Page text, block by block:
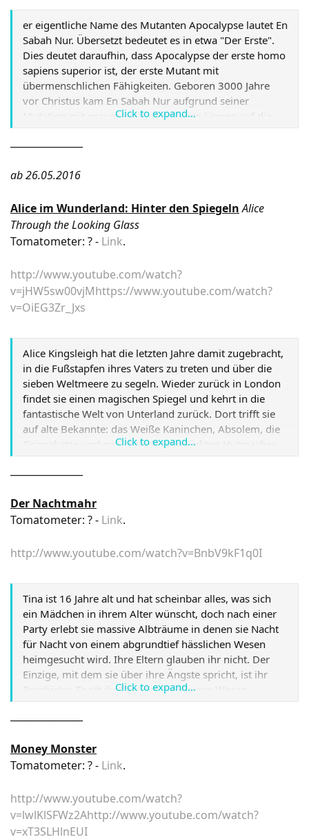
er eigentliche Name des Mutanten Apocalypse lautet En
Sabah Nur. Übersetzt bedeutet es in etwa "Der Erste".
Dies deutet daraufhin, dass Apocalypse der erste homo
sapiens superior ist, der erste Mutant mit
übermenschlichen Fähigkeiten. Geboren 3000 Jahre
vor Christus kam En Sabah Nur aufgrund seiner
Mutation mit grauer Haut und blauen Lippen auf die
Welt. Doch neben seinem veränderten Äußeren verfügt
er über einige mächtige Fähigkeiten. So kann
verändern und Energie absorbieren, verfügt über
noch unsterblich. Seine martialische Ideologie macht
ihn zusätzlich zu einem gefährlichen Gegner. Er verfährt
nach dem Credo "nur der Stärkste darf überleben", eine
schützt. Und so muss Professor Charles Xavier einmal
mehr die X-Men versammeln, um die Welt vor ihrer
größten Bedrohung zu retten.Link
Click to expand...
ab 26.05.2016
Alice im Wunderland: Hinter den Spiegeln Alice
Through the Looking Glass
Tomatometer: ? - Link.
http://www.youtube.com/watch?
v=jHW5sw00vjMhttps://www.youtube.com/watch?
v=OiEG3Zr_Jxs
Alice Kingsleigh hat die letzten Jahre damit zugebracht,
in die Fußstapfen ihres Vaters zu treten und über die
sieben Weltmeere zu segeln. Wieder zurück in London
findet sie einen magischen Spiegel und kehrt in die
fantastische Welt von Unterland zurück. Dort trifft sie
auf alte Bekannte: das Weiße Kaninchen, Absolem, die
Grinsekatze und natürlich den Verrückten Hutmacher,
der aber nicht mehr er selbst ist - er hat sein Mehrsein
verloren. Um ihn zu retten, schickt die Weiße Königin
Metallkugel im Inneren der Großen Uhr, von der alle
Zeit ausgeht. Auf ihrer Reise in die Vergangenheit trifft
Stadien ihres Lebens. Es ist ein gefahrenvoller Wettlauf
bevor sein letztes Stündlein geschlagen hat... im
wahrsten Sinne des Wortes!Link
Click to expand...
Der Nachtmahr
Tomatometer: ? - Link.
http://www.youtube.com/watch?v=BnbV9kF1q0I
Tina ist 16 Jahre alt und hat scheinbar alles, was sich
ein Mädchen in ihrem Alter wünscht, doch nach einer
Party erlebt sie massive Albträume in denen sie Nacht
für Nacht von einem abgrundtief hässlichen Wesen
heimgesucht wird. Ihre Eltern glauben ihr nicht. Der
Einzige, mit dem sie über ihre Ängste spricht, ist ihr
Psychiater. Er rät ihr Kontakt mit diesem Wesen
aufzunehmen. Zunächst weigert sich Tina, doch als sie
mitkriegt, dass sich ihre Eltern ernsthaft überlegen, sie
und geht auf das Wesen zu.
Click to expand...
Money Monster
Tomatometer: ? - Link.
http://www.youtube.com/watch?
v=lwlKlSFWz2Ahttp://www.youtube.com/watch?
v=xT3SLHlnEUI